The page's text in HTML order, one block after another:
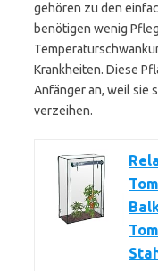
gehören zu den
benötigen wenig
Krankheiten. Diese
Anfänger an, weil sie
verzeihen.